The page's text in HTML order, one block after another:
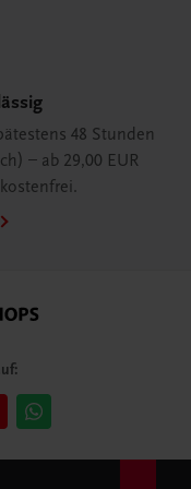
48 Stunden
– ab 29,00 EUR